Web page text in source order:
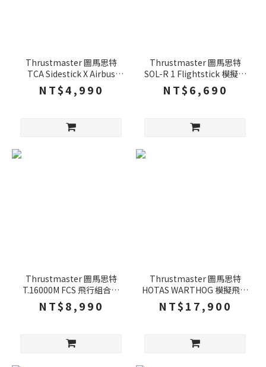
Thrustmaster 圖馬思特
TCA Sidestick X Airbus
Edition 模擬飛行搖桿 飛機
搖桿 PC XBOX
NT$4,990
Thrustmaster 圖馬思特
SOL-R 1 Flightstick 模擬飛
行搖桿 雙手通用 飛行搖桿 飛
機搖桿 PC
NT$6,690
Thrustmaster 圖馬思特
T.16000M FCS 飛行組合包
雙手通用 30個操作按鈕 飛行
搖桿 飛機搖桿 PC
NT$8,990
Thrustmaster 圖馬思特
HOTAS WARTHOG 模擬飛行
搖桿 55個操作按鈕 雙油門 飛
行搖桿 飛機搖桿 PC
NT$17,900